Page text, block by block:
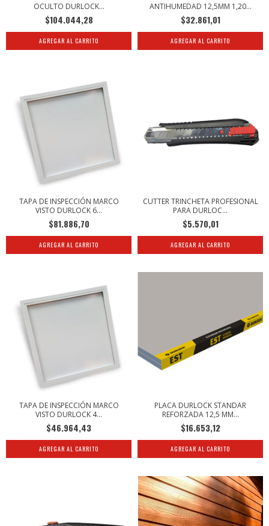
OCULTO DURLOCK...
$104.044,28
ANTIHUMEDAD 12,5MM 1,20...
$32.861,01
TAPA DE INSPECCIÓN MARCO
VISTO DURLOCK 6...
$81.886,70
CUTTER TRINCHETA PROFESIONAL
PARA DURLOC...
$5.570,01
TAPA DE INSPECCIÓN MARCO
VISTO DURLOCK 4...
$46.964,43
PLACA DURLOCK STANDAR
REFORZADA 12,5 MM...
$16.653,12